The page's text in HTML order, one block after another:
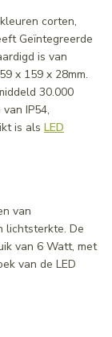
corten,
Geïntegreerde
is van
x 159 x 28mm.
30.000
IP54,
is als LED
van
lichtsterkte. De
van 6 Watt, met
van de LED